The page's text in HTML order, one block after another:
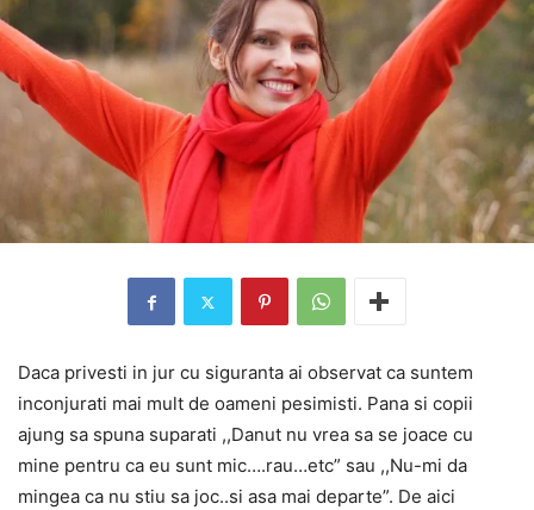
Daca privesti in jur cu siguranta ai observat ca suntem
inconjurati mai mult de oameni pesimisti. Pana si copii
ajung sa spuna suparati ,,Danut nu vrea sa se joace cu
mine pentru ca eu sunt mic….rau…etc” sau ,,Nu-mi da
mingea ca nu stiu sa joc..si asa mai departe”. De aici